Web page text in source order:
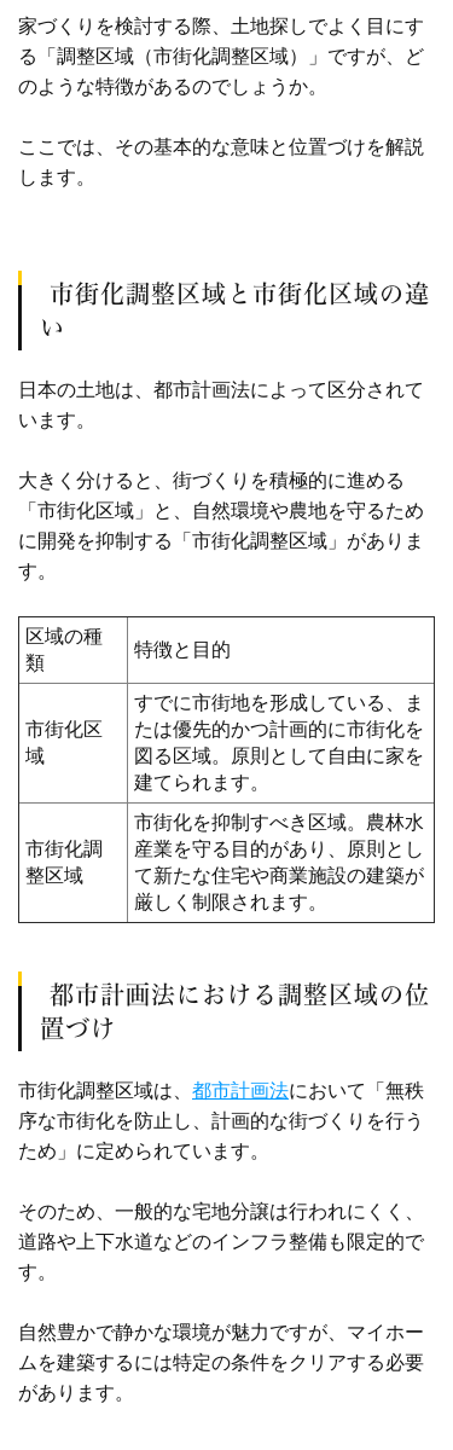
家づくりを検討する際、土地探しでよく目にす
る「調整区域（市街化調整区域）」ですが、ど
のような特徴があるのでしょうか。
ここでは、その基本的な意味と位置づけを解説
します。
市街化調整区域と市街化区域の違
い
日本の土地は、都市計画法によって区分されて
います。
大きく分けると、街づくりを積極的に進める
「市街化区域」と、自然環境や農地を守るため
に開発を抑制する「市街化調整区域」がありま
す。
区域の種
類
特徴と目的
市街化区
域
すでに市街地を形成している、ま
たは優先的かつ計画的に市街化を
図る区域。原則として自由に家を
建てられます。
市街化調
整区域
市街化を抑制すべき区域。農林水
産業を守る目的があり、原則とし
て新たな住宅や商業施設の建築が
厳しく制限されます。
都市計画法における調整区域の位
置づけ
市街化調整区域は、 都市計画法において「無秩
序な市街化を防止し、計画的な街づくりを行う
ため」に定められています。
そのため、一般的な宅地分譲は行われにくく、
道路や上下水道などのインフラ整備も限定的で
す。
自然豊かで静かな環境が魅力ですが、マイホー
ムを建築するには特定の条件をクリアする必要
があります。